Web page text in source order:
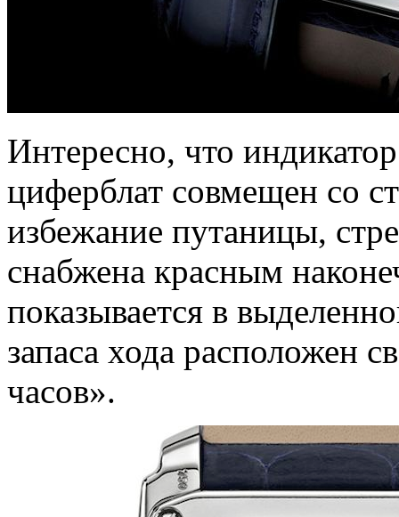
Интересно, что
циферблат совмещен со
избежание путаницы,
снабжена красным
показывается в
запаса хода расположен
часов».